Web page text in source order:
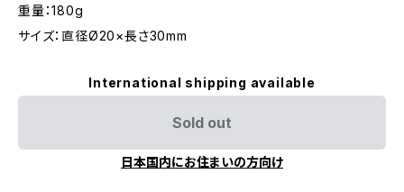
重量：180g
サイズ：直径Ø20×長さ30mm
International shipping available
Sold out
日本国内にお住まいの方向け